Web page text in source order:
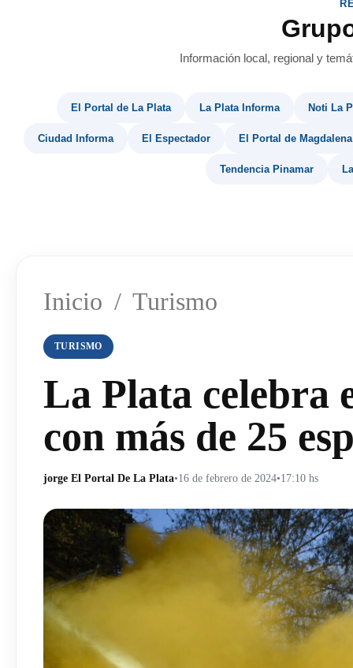
Información local, regional y
El Portal de La Plata La Plata Informa Noti La
Ciudad Informa El Espectador El Portal de Magdalena
Tendencia Pinamar
Inicio / Turismo
TURISMO
La Plata celebra
con más de 25
jorge El Portal De La Plata•16 de febrero de 2024•17:10 hs